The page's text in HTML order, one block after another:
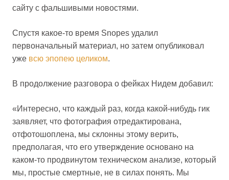
сайту с фальшивыми новостями.
Спустя какое-то время Snopes удалил
первоначальный материал, но затем опубликовал
уже всю эпопею целиком.
В продолжение разговора о фейках Нидем добавил:
«Интересно, что каждый раз, когда какой-нибудь гик
заявляет, что фотография отредактирована,
отфотошоплена, мы склонны этому верить,
предполагая, что его утверждение основано на
каком-то продвинутом техническом анализе, который
мы, простые смертные, не в силах понять. Мы